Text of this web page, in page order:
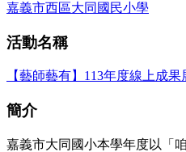
嘉義市西區大同國民小學
活動名稱
【藝師藝有】113年度線上成果
簡介
嘉義市大同國小本學年度以「